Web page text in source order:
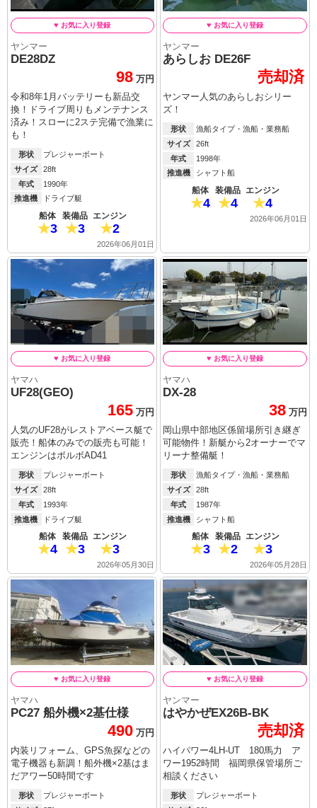
ヤンマー
DE28DZ
98 万円
令和8年1月バッテリーも新品交
換！ドライブ周りもメンテナンス
済み！スローに2ステ完備で漁業に
も！
形状
プレジャーボート
サイズ
28ft
年式
1990年
推進機
ドライブ艇
船体
3
装備品
3
エンジン
2
2026年06月01日
ヤンマー
あらしお DE26F
売却済
ヤンマー人気のあらしおシリー
ズ！
形状
漁船タイプ・漁船・業務船
サイズ
26ft
年式
1998年
推進機
シャフト船
船体
4
装備品
4
エンジン
4
2026年06月01日
ヤマハ
UF28(GEO)
165 万円
人気のUF28がレストアベース艇で
販売！船体のみでの販売も可能！
エンジンはボルボAD41
形状
プレジャーボート
サイズ
28ft
年式
1993年
推進機
ドライブ艇
船体
4
装備品
3
エンジン
3
2026年05月30日
ヤマハ
DX-28
38 万円
岡山県中部地区係留場所引き継ぎ
可能物件！新艇から2オーナーでマ
リーナ整備艇！
形状
漁船タイプ・漁船・業務船
サイズ
28ft
年式
1987年
推進機
シャフト船
船体
3
装備品
2
エンジン
3
2026年05月28日
ヤマハ
PC27 船外機×2基仕様
490 万円
内装リフォーム、GPS魚探などの
電子機器も新調！船外機×2基はま
だアワー50時間です
形状
プレジャーボート
ヤンマー
はやかぜEX26B-BK
売却済
ハイパワー4LH-UT 180馬力 ア
ワー1952時間 福岡県保管場所ご
相談ください
形状
プレジャーボート